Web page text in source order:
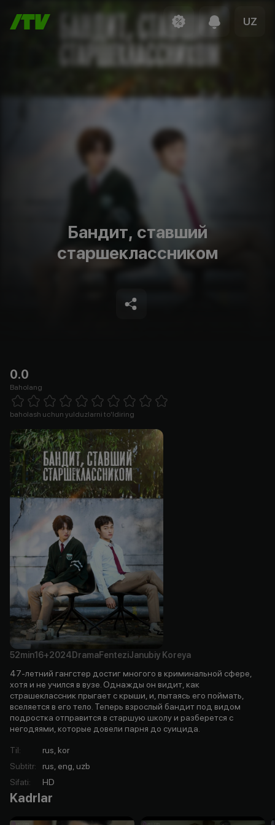
UZ
Бандит, ставший
старшеклассником
0.0
Baholang
1 Star 2 Stars 3 Stars 4 Stars5 Stars 6 Stars7 Stars8 Stars
baholash uchun yulduzlarni to'ldiring
52min16+2024 DramaFenteziJanubiy Koreya
47-летний гангстер достиг многого в криминальной сфере,
хотя и не учился в вузе. Однажды он видит, как
страшеклассник прыгает с крыши, и, пытаясь его поймать,
вселяется в его тело. Теперь взрослый бандит под видом
подростка отправится в старшую школу и разберется с
негодяями, которые довели парня до суицида.
Til:
rus, kor
Subtitr:
rus, eng, uzb
Sifati: HD
Kadrlar